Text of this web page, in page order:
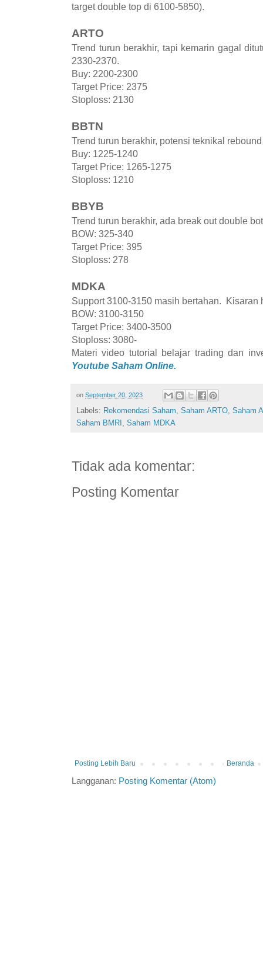
target double top di 6100-5850).
ARTO
Trend turun berakhir, tapi kemarin gagal
2330-2370.
Buy: 2200-2300
Target Price: 2375
Stoploss: 2130
BBTN
Trend turun berakhir, potensi teknikal rebound
Buy: 1225-1240
Target Price: 1265-1275
Stoploss: 1210
BBYB
Trend turun berakhir, ada break out double
BOW: 325-340
Target Price: 395
Stoploss: 278
MDKA
Support 3100-3150 masih bertahan.
BOW: 3100-3150
Target Price: 3400-3500
Stoploss: 3080-
Materi video tutorial belajar trading dan
Youtube Saham Online.
on September 20, 2023
Labels: Rekomendasi Saham, Saham ARTO, Saham
Saham BMRI , Saham MDKA
Tidak ada komentar:
Posting Komentar
Posting Lebih Baru Beranda
Langganan: Posting Komentar (Atom)